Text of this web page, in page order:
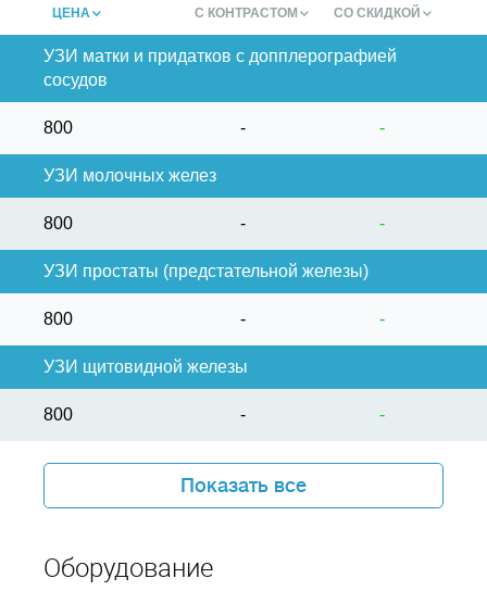
ЦЕНА С КОНТРАСТОМ СО СКИДКОЙ
УЗИ матки и придатков с допплерографией
сосудов
800 - -
УЗИ молочных желез
800 - -
УЗИ простаты (предстательной железы)
800 - -
УЗИ щитовидной железы
800 - -
Показать все
Оборудование